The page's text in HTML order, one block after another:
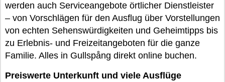
werden auch Serviceangebote örtlicher Dienstleister
– von Vorschlägen für den Ausflug über Vorstellungen
von echten Sehenswürdigkeiten und Geheimtipps bis
zu Erlebnis- und Freizeitangeboten für die ganze
Familie. Alles in Gullspång direkt online buchen.
Preiswerte Unterkunft und viele Ausflüge